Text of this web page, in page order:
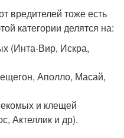
вредителей тоже есть
категории делятся на:
(Инта-Вир, Искра,
Аполло, Масай,
и клещей
Актеллик и др).